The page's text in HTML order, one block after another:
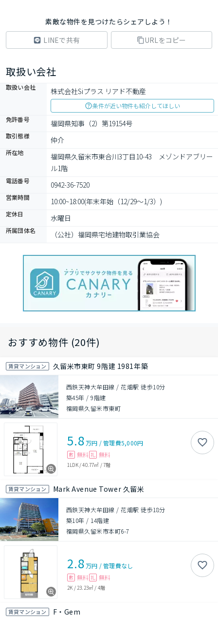
素敵な物件を見つけたらシェアしよう！
LINEで共有
URLをコピー
取扱い会社
取扱い会社 株式会社Siプラス リアド不動産
条件が近い物件も紹介してほしい
免許番号
福岡県知事（2）第19154号
取引態様 仲介
所在地
福岡県久留米市東合川3丁目10-43　メゾンドアブリー
ル1階
電話番号 0942-36-7520
営業時間 10:00~18:00(年末年始（12/29～1/3）)
定休日 水曜日
所属団体名 （公社）福岡県宅地建物取引業協会
おすすめ物件 (20件)
賃貸マンション 久留米市東町 9階建 1981年築
西鉄天神大牟田線 / 花畑駅 徒歩10分
築45年 /9階建
福岡県久留米市東町
5.8万円 /管理費5,000円
敷 無料 礼 無料
1LDK/40.77㎡ /7階
賃貸マンション Mark Avenue Tower 久留米
西鉄天神大牟田線 / 花畑駅 徒歩18分
築10年 / 14階建
福岡県久留米市本町6-7
2.8万円 /管理費なし
敷 無料 礼 無料
2K / 23.23㎡ / 4階
賃貸マンション F・Gem